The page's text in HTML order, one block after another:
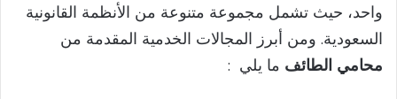
واحد، حيث تشمل مجموعة متنوعة من الأنظمة القانونية
السعودية. ومن أبرز المجالات الخدمية المقدمة من
محامي الطائف ما يلي :